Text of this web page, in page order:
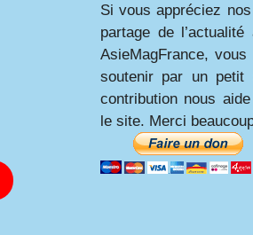
Si vous appréciez
partage de
AsieMagFrance, vous
soutenir par un petit
contribution nous
le site. Merci